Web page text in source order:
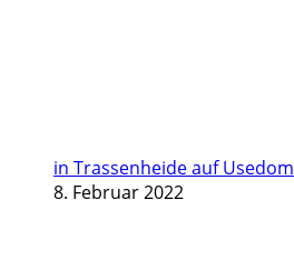
in Trassenheide auf Usedom
8. Februar 2022